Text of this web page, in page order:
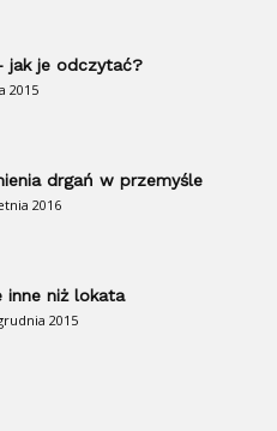
jak je odczytać?
2015
drgań w przemyśle
2016
inne niż lokata
2015